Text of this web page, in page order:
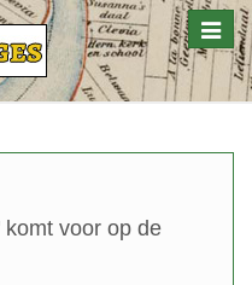
Toggle
voor op de